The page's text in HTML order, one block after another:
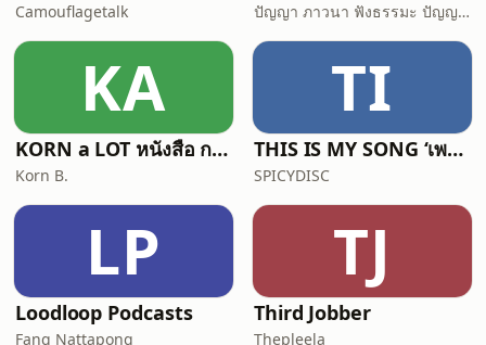
Camouflagetalk ปัญญา ภาวนา ฟังธรรมะ ปัญญาภาวนา Panya Bhavana
KA
KORN a LOT หนังสือ การเดินทาง ความรู้สึก
Korn B.
TI
THIS IS MY SONG ‘เพราะเพลงนั้นทำให้ฉันตาสว่าง’
SPICYDISC
LP
Loodloop Podcasts
Fang Nattapong
TJ
Third Jobber
Thepleela